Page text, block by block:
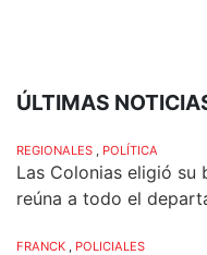
ÚLTIMAS
REGIONALES , POLÍTICA
Las Colonias eligió su
reúna a todo el
FRANCK , POLICIALES